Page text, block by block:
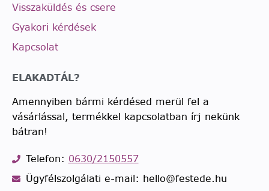
Visszaküldés és csere
Gyakori kérdések
Kapcsolat
ELAKADTÁL?
Amennyiben bármi kérdésed merül fel a
vásárlással, termékkel kapcsolatban írj nekünk
bátran!
Telefon: 0630/2150557
Ügyfélszolgálati e-mail: hello@festede.hu